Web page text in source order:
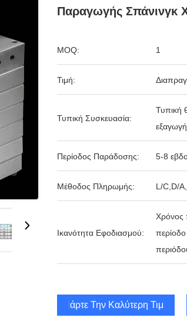
Παραγωγής Σπάνινγκ
MOQ: 1
Τιμή:
Τυπική Συσκευασία:
Τυπική
Περίοδος Παράδοσης: 5-8
Μέθοδος Πληρωμής: L/C,D/
Ικανότητα Εφοδιασμού:
Χρόνος
Πάρτε Την Καλύτερη Τιμή